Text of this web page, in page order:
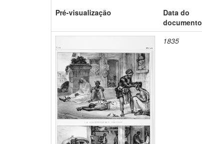
Pré-visualização
Data do
documento
1835